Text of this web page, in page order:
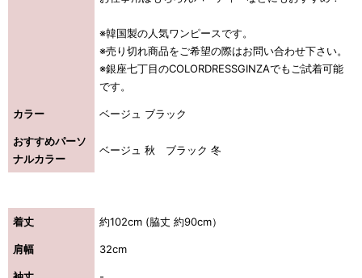
※韓国製の人気ワンピースです。
※売り切れ商品をご希望の際はお問い合わせ下さい。
※銀座七丁目のCOLORDRESSGINZAでもご試着可能
です。
カラー ベージュ ブラック
おすすめパーソ
ナルカラー
ベージュ 秋 ブラック 冬
着丈 約102cm (脇丈 約90cm）
肩幅 32cm